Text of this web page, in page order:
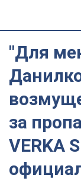
"Для
за
VERKA